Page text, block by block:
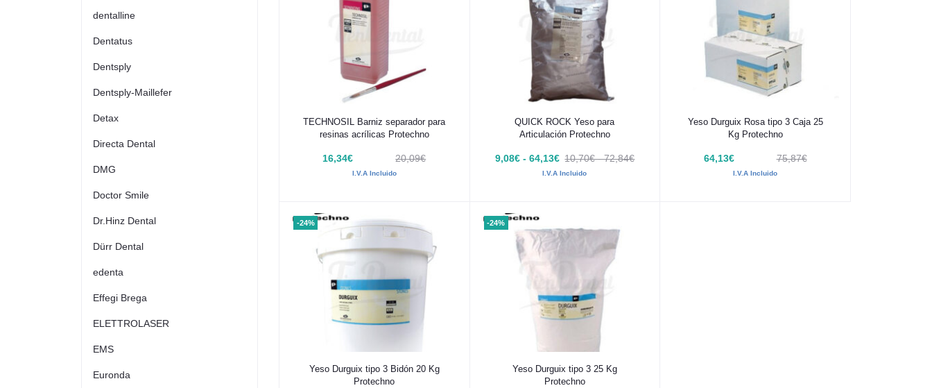
dentalline
Dentatus
Dentsply
Dentsply-Maillefer
Detax
Directa Dental
DMG
Doctor Smile
Dr.Hinz Dental
Dürr Dental
edenta
Effegi Brega
ELETTROLASER
EMS
Euronda
Añadir al carrito
TECHNOSIL Barniz separador para
resinas acrílicas Protechno
16,34€ 20,09€
I.V.A Incluido
Añadir al carrito
QUICK ROCK Yeso para
Articulación Protechno
9,08€ - 64,13€ 10,70€ - 72,84€
I.V.A Incluido
Añadir al carrito
Yeso Durguix Rosa tipo 3 Caja 25
Kg Protechno
64,13€ 75,87€
I.V.A Incluido
-24%
Añadir al carrito
Yeso Durguix tipo 3 Bidón 20 Kg
Protechno
-24%
Añadir al carrito
Yeso Durguix tipo 3 25 Kg
Protechno